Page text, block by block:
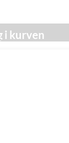
i kurven